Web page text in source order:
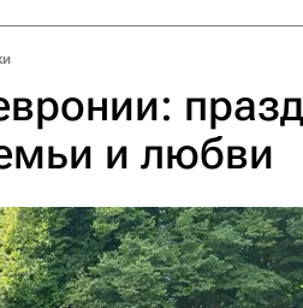
и любви